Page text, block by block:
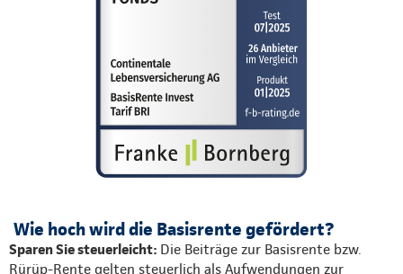
Wie hoch wird die Basisrente gefördert?
Sparen Sie steuerleicht: Die Beiträge zur Basisrente bzw.
Rürüp-Rente gelten steuerlich als Aufwendungen zur